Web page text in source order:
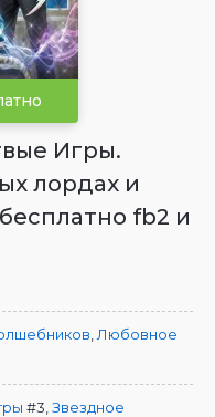
Игры.
лордах и
fb2 и
Любовное
#3, Звездное